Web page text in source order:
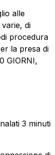
alle
di
procedura
la presa di
GIORNI,
3 minuti